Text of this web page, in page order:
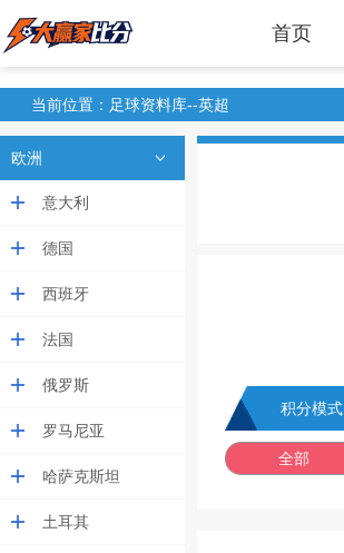
首页
当前位置：足球资料库--英超
欧洲
意大利
德国
西班牙
法国
俄罗斯
罗马尼亚
哈萨克斯坦
土耳其
积分模式
全部